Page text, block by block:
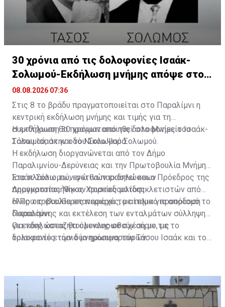
Η δημοσίευση κοινοποιήθηκε από το χρήστη Παιδική Χαρά
30 χρόνια από τις δολοφονίες Ισαάκ-
Σολωμού-Εκδήλωση μνήμης απόψε στο
Παραλίμνι
08.08.2026 07:36
Στις 8 το βράδυ πραγματοποιείται στο Παραλίμνι η
κεντρική εκδήλωση μνήμης και τιμής για τη
συμπλήρωση 30 χρόνων από τις δολοφονίες του
Τάσου Ισαάκ και του Σολωμού Σολωμού.
Η εκδήλωση θα πραγματοποιηθεί στο Μνημείο Ισαάκ-
Σολωμού, στην οδό Νίκου Ψαρά.
Η εκδήλωση διοργανώνεται από τον Δήμο
Παραλιμνίου-Δερύνειας και την Πρωτοβουλία Μνήμης
Ισαάκ-Σολωμού, ενώ θα παραστεί και ο Πρόεδρος της
Δημοκρατίας Νίκος Χριστοδουλίδης.
Στο πλαίσιο των φετινών εκδηλώσεων
πραγματοποιήθηκαν πορείες μοτοσικλετιστών από
όλες τις ελεύθερες περιοχές, με τελικό προορισμό το
Παραλίμνι.
Η Πρωτοβουλία επαναφέρει το αίτημα για απόδοση
δικαιοσύνης και εκτέλεση των ενταλμάτων σύλληψης
για τους καταζητούμενους σε σχέση με τις
δολοφονίες των δύο ηρωομαρτύρων.
Οι εκδηλώσεις θα ολοκληρωθούν αύριο, με το
τριακοστό ετήσιο μνημόσυνο του Τάσου Ισαάκ και του